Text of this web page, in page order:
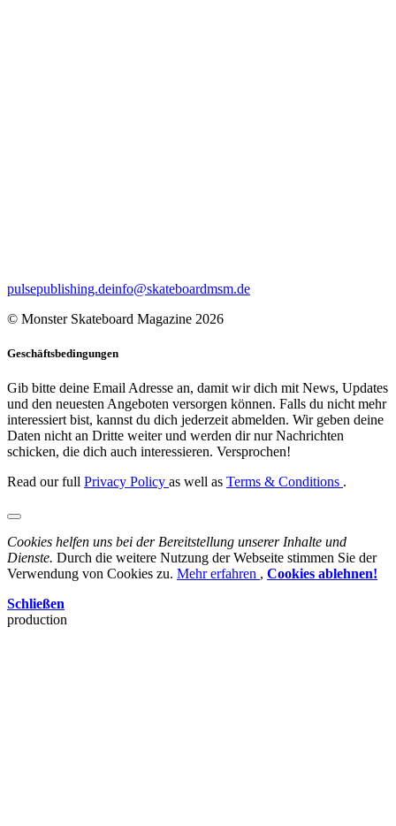
pulsepublishing.deinfo@skateboardmsm.de
© Monster Skateboard Magazine 2026
Geschäftsbedingungen
Gib bitte deine Email Adresse an, damit wir dich mit News, Updates
und den neuesten Angeboten versorgen können. Falls du nicht mehr
interessiert bist, kannst du dich jederzeit abmelden. Wir geben deine
Daten nicht an Dritte weiter und werden dir nur Nachrichten
schicken, die dich auch interessieren. Versprochen!
Read our full Privacy Policy as well as Terms & Conditions .
Cookies helfen uns bei der Bereitstellung unserer Inhalte und
Dienste. Durch die weitere Nutzung der Webseite stimmen Sie der
Verwendung von Cookies zu. Mehr erfahren , Cookies ablehnen!
Schließen
production